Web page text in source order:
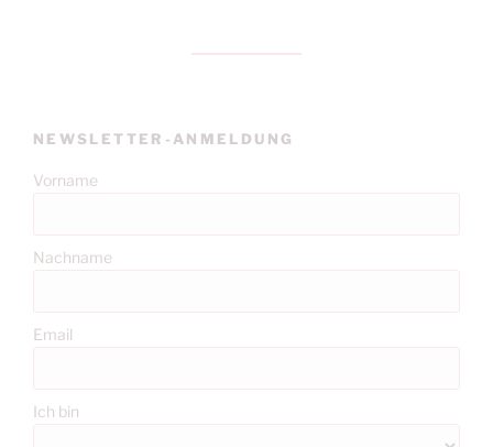
NEWSLETTER-ANMELDUNG
Vorname
Nachname
Email
Ich bin